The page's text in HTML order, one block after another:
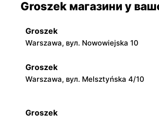
Groszek магазини у
Groszek
Warszawa, вул. Nowowiejska 10
Groszek
Warszawa, вул. Melsztyńska 4/10
Groszek